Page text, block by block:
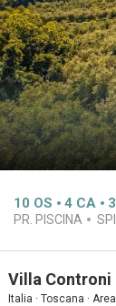
10 OS 4 CA 3
PR. PISCINA
Villa Controni
Italia · Toscana ·